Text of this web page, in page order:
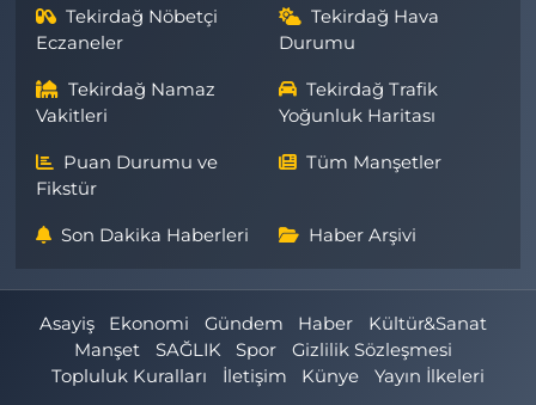
Tekirdağ Nöbetçi
Eczaneler
Tekirdağ Hava
Durumu
Tekirdağ Namaz
Vakitleri
Tekirdağ Trafik
Yoğunluk Haritası
Puan Durumu ve
Fikstür
Tüm Manşetler
Son Dakika Haberleri Haber Arşivi
Asayiş Ekonomi Gündem Haber
Kültür&Sanat
Manşet
SAĞLIK Spor
Gizlilik Sözleşmesi
Topluluk Kuralları
İletişim Künye Yayın İlkeleri